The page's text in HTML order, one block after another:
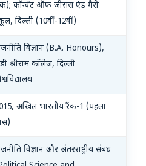
कॉन्वेंट ऑफ जीसस एंड मैरी
दिल्ली (10वीं-12वीं)
विज्ञान (B.A. Honours),
श्रीराम कॉलेज, दिल्ली
अखिल भारतीय रैंक-1 (पहला
विज्ञान और अंतरराष्ट्रीय संबंध